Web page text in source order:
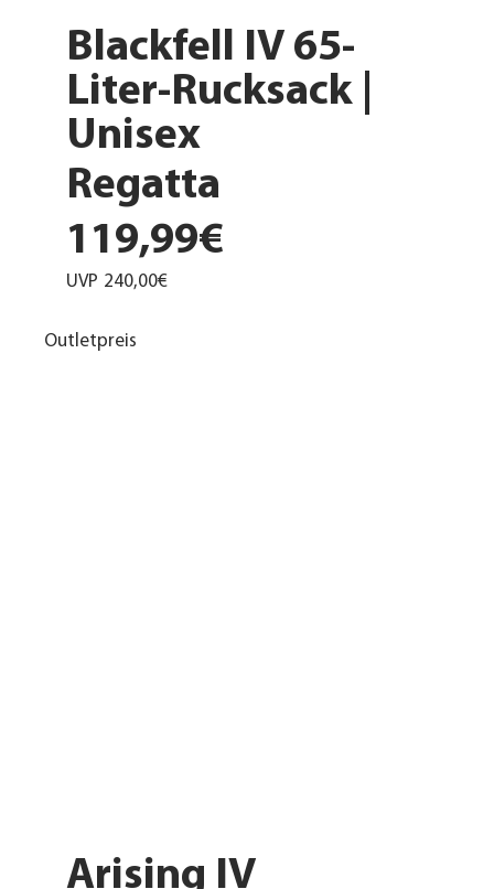
Blackfell IV 65-
Liter-Rucksack |
Unisex
Regatta
119,99€
UVP 240,00€
Arising IV
Outletpreis